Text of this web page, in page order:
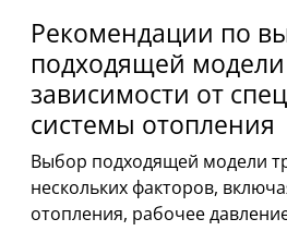
Рекомендации по
подходящей
зависимости от
системы отопления
Выбор подходящей модели
нескольких факторов,
отопления, рабочее